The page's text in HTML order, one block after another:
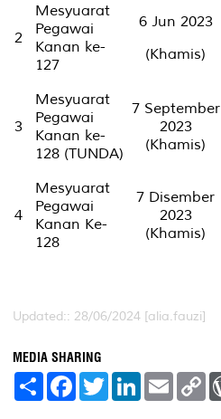
2
Mesyuarat
Pegawai
Kanan ke-
127
6 Jun 2023
(Khamis)
3
Mesyuarat
Pegawai
Kanan ke-
128 (TUNDA)
7 September
2023
(Khamis)
4
Mesyuarat
Pegawai
Kanan Ke-
128
7 Disember
2023
(Khamis)
Updated:: 28/06/2024 [alia.fauzi]
MEDIA SHARING
S
F
a
T
w
L
E
m
C